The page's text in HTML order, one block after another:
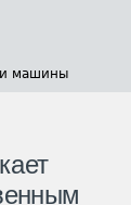
машины